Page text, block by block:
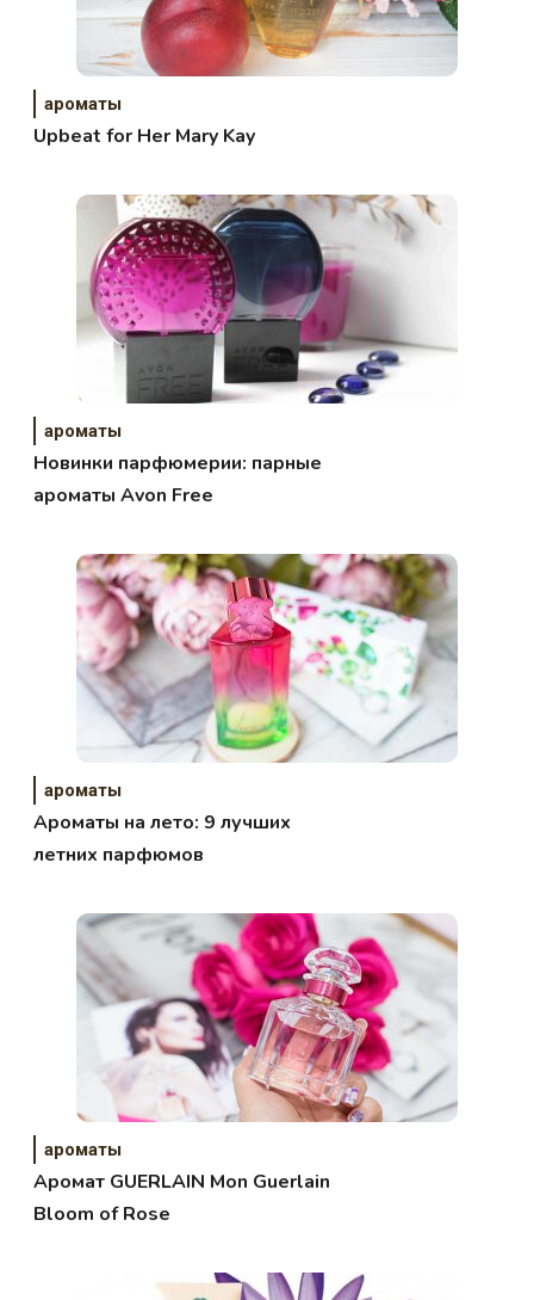
ароматы
Upbeat for Her Mary Kay
ароматы
Новинки парфюмерии: парные
ароматы Avon Free
ароматы
Ароматы на лето: 9 лучших
летних парфюмов
ароматы
Аромат GUERLAIN Mon Guerlain
Bloom of Rose